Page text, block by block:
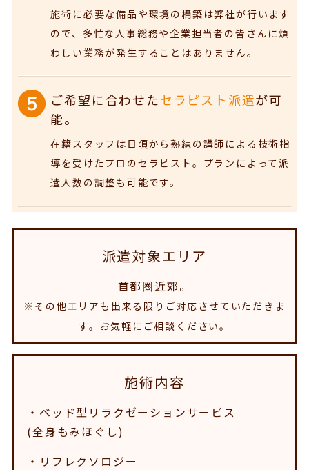
施術に必要な備品や環境の構築は弊社が行います
ので、多忙な人事総務や企業担当者の皆さんに煩
わしい業務が発生することはありません。
ご希望に合わせたセラピスト派遣が可
能。
在籍スタッフは日頃から熟練の講師による技術指
導を受けたプロのセラピスト。プランによって派
遣人数の調整も可能です。
派遣対象エリア
首都圏近郊。
※その他エリアも出来る限りご対応させていただきま
す。お気軽にご相談ください。
施術内容
・ベッド型リラクゼーションサービス
(全身もみほぐし)
・リフレクソロジー